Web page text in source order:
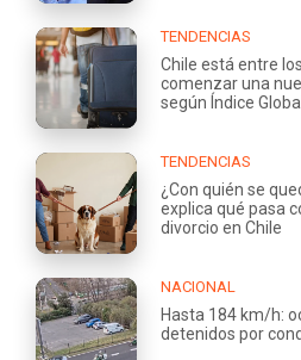
TENDENCIAS
Chile está entre
comenzar una
según Índice
TENDENCIAS
¿Con quién se
explica qué pasa
divorcio en Chile
NACIONAL
Hasta 184 km/h:
detenidos por